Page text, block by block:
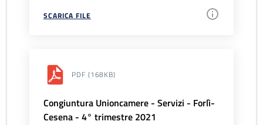
SCARICA FILE
PDF (168KB)
Congiuntura Unioncamere - Servizi - Forlì-
Cesena - 4° trimestre 2021